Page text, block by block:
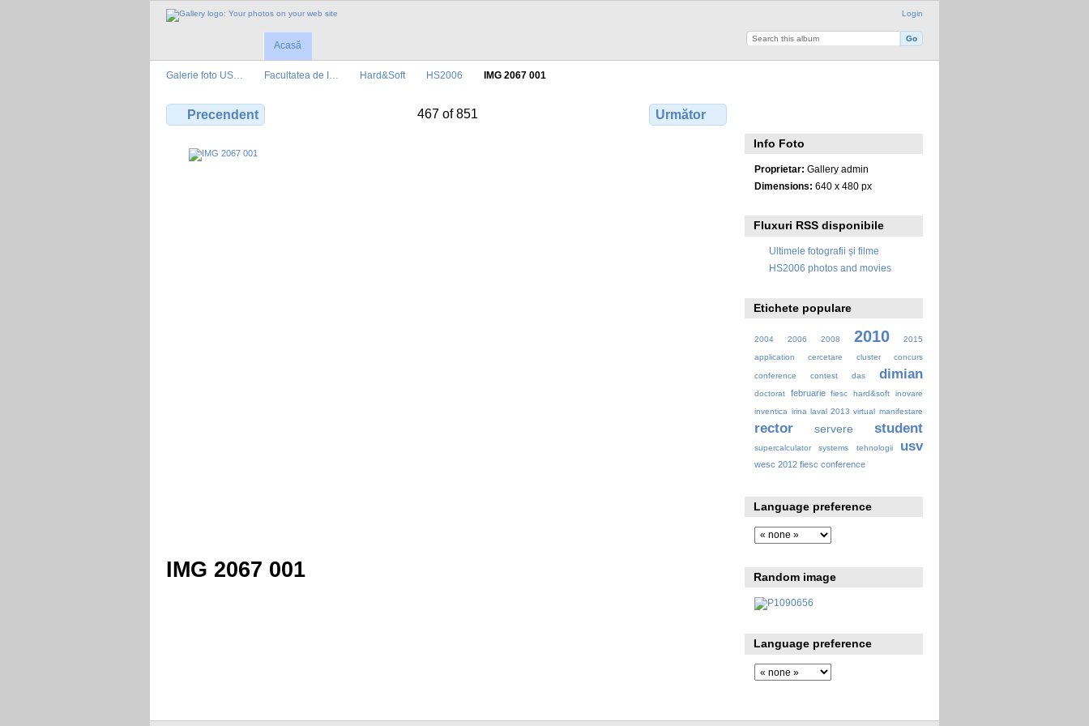
Login
Acasă
Galerie foto US… Facultatea de I… Hard&Soft HS2006 IMG 2067 001
Precendent 467 of 851 Următor
IMG 2067 001
Info Foto
Proprietar: Gallery admin
Dimensions: 640 x 480 px
Fluxuri RSS disponibile
Ultimele fotografii și filme
HS2006 photos and movies
Etichete populare
2004 2006 2008 2010
2015
application
cercetare cluster concurs
conference contest das dimian
doctorat februarie fiesc hard&soft
inovare
inventica irina laval 2013 virtual manifestare
rector servere student
supercalculator systems tehnologii usv
wesc 2012 fiesc conference
Language preference
Random image
Language preference